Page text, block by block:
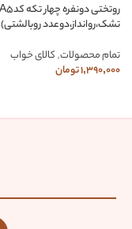
تشک،روانداز،دوعدد روبالشتی)
تمام محصولات,کالای خواب
1,390,000تومان